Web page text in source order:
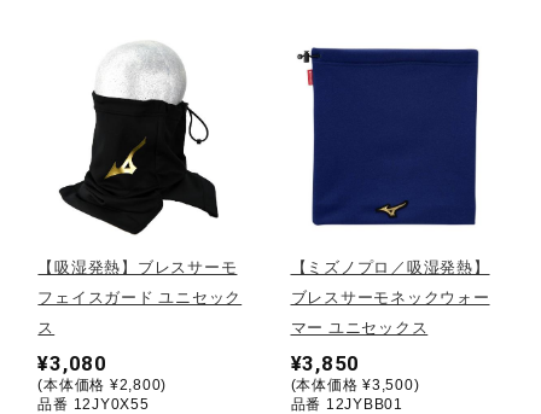
バレーボール
テニス／ソフトテニス
バドミントン
【吸湿発熱】ブレスサーモ
フェイスガード ユニセック
ス
¥3,080
(本体価格 ¥2,800)
品番 12JY0X55
【ミズノプロ／吸湿発熱】
ブレスサーモネックウォー
マー ユニセックス
¥3,850
(本体価格 ¥3,500)
品番 12JYBB01